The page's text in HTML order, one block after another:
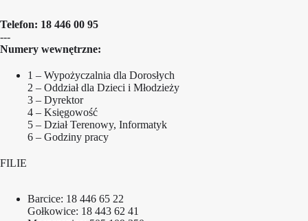
Telefon: 18 446 00 95
---
Numery wewnętrzne:
1 – Wypożyczalnia dla Dorosłych
2 – Oddział dla Dzieci i Młodzieży
3 – Dyrektor
4 – Księgowość
5 – Dział Terenowy, Informatyk
6 – Godziny pracy
FILIE
Barcice: 18 446 65 22
Gołkowice: 18 443 62 41